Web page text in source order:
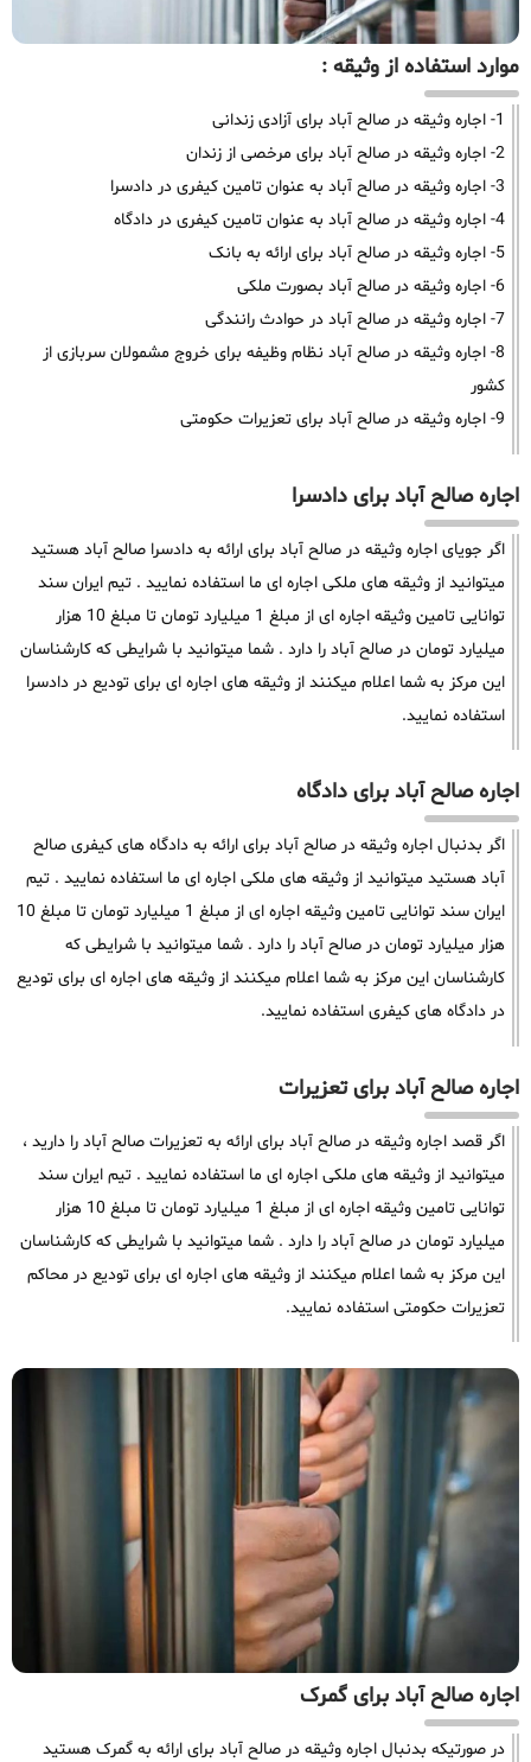
موارد استفاده از وثیقه :
1- اجاره وثیقه در صالح آباد برای آزادی زندانی
2- اجاره وثیقه در صالح آباد برای مرخصی از زندان
3- اجاره وثیقه در صالح آباد به عنوان تامین کیفری در دادسرا
4- اجاره وثیقه در صالح آباد به عنوان تامین کیفری در دادگاه
5- اجاره وثیقه در صالح آباد برای ارائه به بانک
6- اجاره وثیقه در صالح آباد بصورت ملکی
7- اجاره وثیقه در صالح آباد در حوادث رانندگی
8- اجاره وثیقه در صالح آباد نظام وظیفه برای خروج مشمولان سربازی از
کشور
9- اجاره وثیقه در صالح آباد برای تعزیرات حکومتی
اجاره صالح آباد برای دادسرا
اگر جویای اجاره وثیقه در صالح آباد برای ارائه به دادسرا صالح آباد هستید
میتوانید از وثیقه های ملکی اجاره ای ما استفاده نمایید . تیم ایران سند
توانایی تامین وثیقه اجاره ای از مبلغ 1 میلیارد تومان تا مبلغ 10 هزار
میلیارد تومان در صالح آباد را دارد . شما میتوانید با شرایطی که کارشناسان
این مرکز به شما اعلام میکنند از وثیقه های اجاره ای برای تودیع در دادسرا
استفاده نمایید.
اجاره صالح آباد برای دادگاه
اگر بدنبال اجاره وثیقه در صالح آباد برای ارائه به دادگاه های کیفری صالح
آباد هستید میتوانید از وثیقه های ملکی اجاره ای ما استفاده نمایید . تیم
ایران سند توانایی تامین وثیقه اجاره ای از مبلغ 1 میلیارد تومان تا مبلغ 10
هزار میلیارد تومان در صالح آباد را دارد . شما میتوانید با شرایطی که
کارشناسان این مرکز به شما اعلام میکنند از وثیقه های اجاره ای برای تودیع
در دادگاه های کیفری استفاده نمایید.
اجاره صالح آباد برای تعزیرات
اگر قصد اجاره وثیقه در صالح آباد برای ارائه به تعزیرات صالح آباد را دارید ،
میتوانید از وثیقه های ملکی اجاره ای ما استفاده نمایید . تیم ایران سند
توانایی تامین وثیقه اجاره ای از مبلغ 1 میلیارد تومان تا مبلغ 10 هزار
میلیارد تومان در صالح آباد را دارد . شما میتوانید با شرایطی که کارشناسان
این مرکز به شما اعلام میکنند از وثیقه های اجاره ای برای تودیع در محاکم
تعزیرات حکومتی استفاده نمایید.
اجاره صالح آباد برای گمرک
در صورتیکه بدنبال اجاره وثیقه در صالح آباد برای ارائه به گمرک هستید